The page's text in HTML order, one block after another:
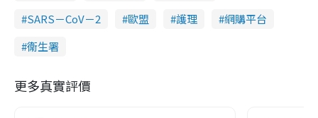
SARS－CoV－2
歐盟 護理
網購平台
衞生署
更多真實評價